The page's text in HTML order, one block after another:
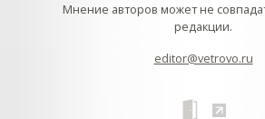
Мнение авторов может не
редакции.
editor@vetrovo.ru